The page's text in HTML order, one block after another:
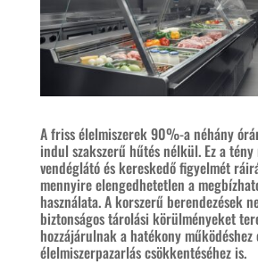
A friss élelmiszerek 90%-a néhány
indul szakszerű hűtés nélkül. Ez a tény
vendéglátó és kereskedő figyelmét
mennyire elengedhetetlen a
használata. A korszerű berendezések
biztonságos tárolási körülményeket
hozzájárulnak a hatékony működéshez
élelmiszerpazarlás csökkentéséhez is.